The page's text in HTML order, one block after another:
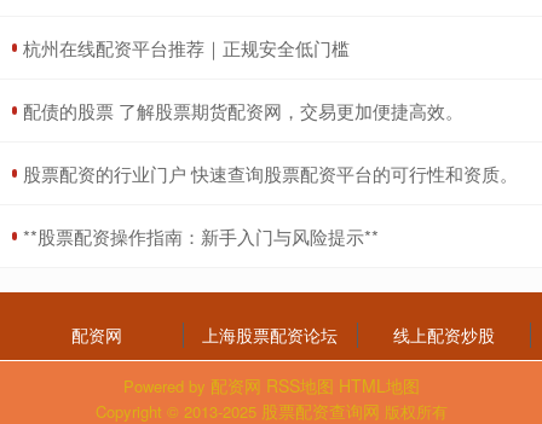
​杭州在线配资平台推荐｜正规安全低门槛
​配债的股票 了解股票期货配资网，交易更加便捷高效。
​股票配资的行业门户 快速查询股票配资平台的可行性和资质。
​**股票配资操作指南：新手入门与风险提示**
配资网 上海股票配资论坛 线上配资炒股
Powered by 配资网 RSS地图 HTML地图
Copyright © 2013-2025 股票配资查询网 版权所有